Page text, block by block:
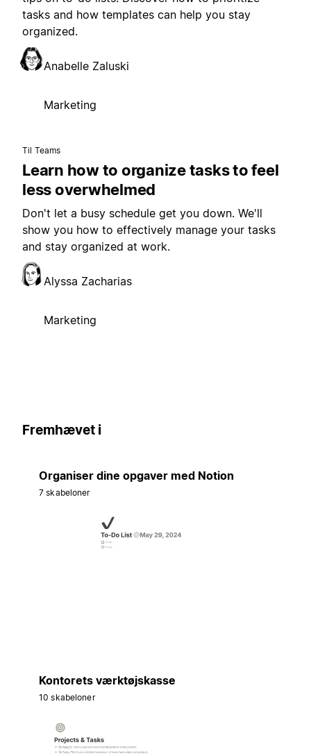
tasks and how templates can help you stay
organized.
Anabelle Zaluski
Marketing
Til Teams
Learn how to organize tasks to feel
less overwhelmed
Don't let a busy schedule get you down. We'll
show you how to effectively manage your tasks
and stay organized at work.
Alyssa Zacharias
Marketing
Fremhævet i
Organiser dine opgaver med Notion
7 skabeloner
Kontorets værktøjskasse
10 skabeloner